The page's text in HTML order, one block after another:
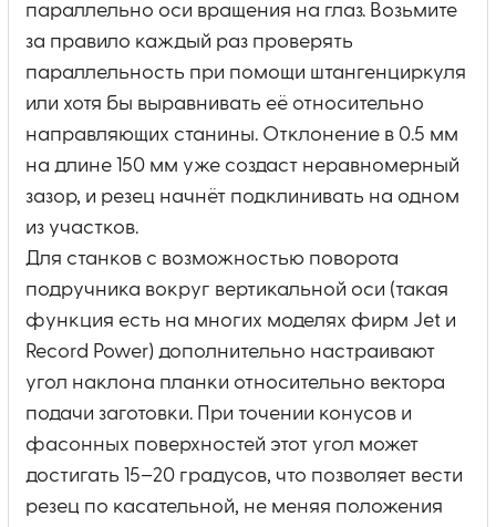
параллельно оси вращения на глаз. Возьмите
за правило каждый раз проверять
параллельность при помощи штангенциркуля
или хотя бы выравнивать её относительно
направляющих станины. Отклонение в 0.5 мм
на длине 150 мм уже создаст неравномерный
зазор, и резец начнёт подклинивать на одном
из участков.
Для станков с возможностью поворота
подручника вокруг вертикальной оси (такая
функция есть на многих моделях фирм Jet и
Record Power) дополнительно настраивают
угол наклона планки относительно вектора
подачи заготовки. При точении конусов и
фасонных поверхностей этот угол может
достигать 15–20 градусов, что позволяет вести
резец по касательной, не меняя положения